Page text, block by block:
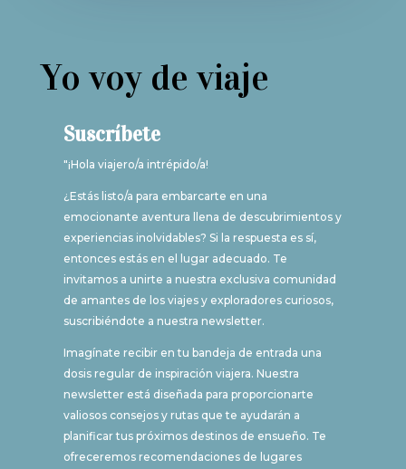
Yo voy de viaje
Suscríbete
"¡Hola viajero/a intrépido/a!
¿Estás listo/a para embarcarte en una
emocionante aventura llena de descubrimientos y
experiencias inolvidables? Si la respuesta es sí,
entonces estás en el lugar adecuado. Te
invitamos a unirte a nuestra exclusiva comunidad
de amantes de los viajes y exploradores curiosos,
suscribiéndote a nuestra newsletter.
Imagínate recibir en tu bandeja de entrada una
dosis regular de inspiración viajera. Nuestra
newsletter está diseñada para proporcionarte
valiosos consejos y rutas que te ayudarán a
planificar tus próximos destinos de ensueño. Te
ofreceremos recomendaciones de lugares